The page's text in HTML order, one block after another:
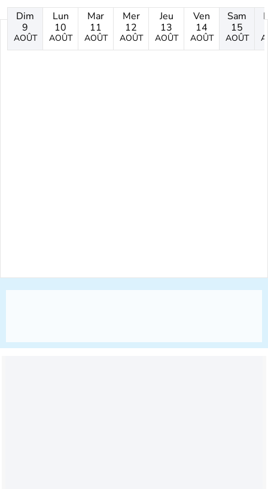
Dim
9
AOÛT
Lun
10
AOÛT
Mar
11
AOÛT
Mer
12
AOÛT
Jeu
13
AOÛT
Ven
14
AOÛT
Sam
15
AOÛT